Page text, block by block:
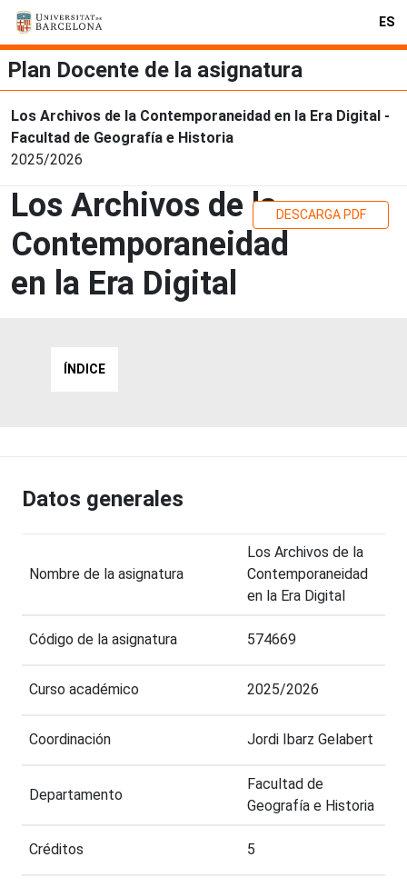
ES
Plan Docente de la asignatura
Los Archivos de la Contemporaneidad en la Era Digital -
Facultad de Geografía e Historia
2025/2026
Los Archivos de la
Contemporaneidad
en la Era Digital
DESCARGA PDF
ÍNDICE
Datos generales
Nombre de la asignatura
Los Archivos de la
Contemporaneidad
en la Era Digital
Código de la asignatura 574669
Curso académico 2025/2026
Coordinación Jordi Ibarz Gelabert
Departamento
Facultad de
Geografía e Historia
Créditos 5